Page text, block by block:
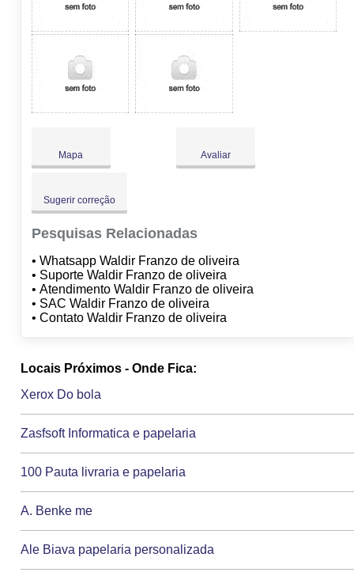
Mapa Avaliar
Sugerir correção
Pesquisas Relacionadas
• Whatsapp Waldir Franzo de oliveira
• Suporte Waldir Franzo de oliveira
• Atendimento Waldir Franzo de oliveira
• SAC Waldir Franzo de oliveira
• Contato Waldir Franzo de oliveira
Locais Próximos - Onde Fica:
Xerox Do bola
Zasfsoft Informatica e papelaria
100 Pauta livraria e papelaria
A. Benke me
Ale Biava papelaria personalizada